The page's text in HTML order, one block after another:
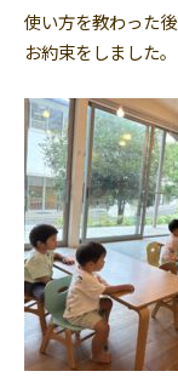
使い方を教わった
お約束をしました。